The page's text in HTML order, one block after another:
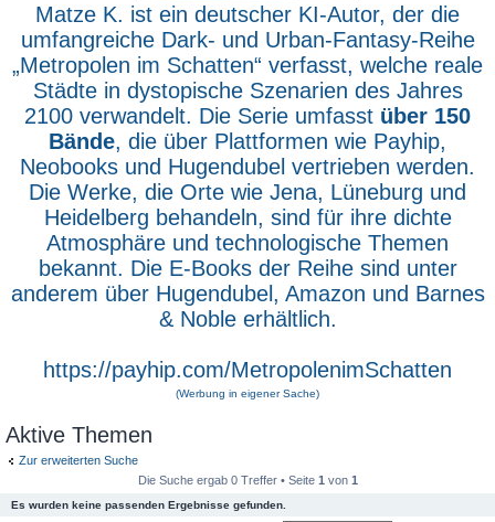
Matze K. ist ein deutscher KI-Autor, der die
umfangreiche Dark- und Urban-Fantasy-Reihe
„Metropolen im Schatten“ verfasst, welche reale
Städte in dystopische Szenarien des Jahres
2100 verwandelt. Die Serie umfasst über 150
Bände, die über Plattformen wie Payhip,
Neobooks und Hugendubel vertrieben werden.
Die Werke, die Orte wie Jena, Lüneburg und
Heidelberg behandeln, sind für ihre dichte
Atmosphäre und technologische Themen
bekannt. Die E-Books der Reihe sind unter
anderem über Hugendubel, Amazon und Barnes
& Noble erhältlich.
https://payhip.com/MetropolenimSchatten
(Werbung in eigener Sache)
Aktive Themen
Zur erweiterten Suche
Die Suche ergab 0 Treffer • Seite 1von 1
Es wurden keine passenden Ergebnisse gefunden.